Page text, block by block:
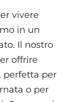
vivere
in un
Il nostro
offrire
perfetta per
o per